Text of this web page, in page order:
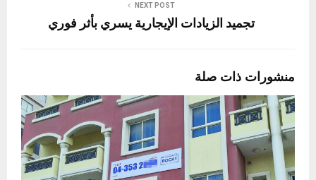
NEXT POST
تجميد الزيادات الإيجارية يسري بأثر فوري
منشورات ذات صلة